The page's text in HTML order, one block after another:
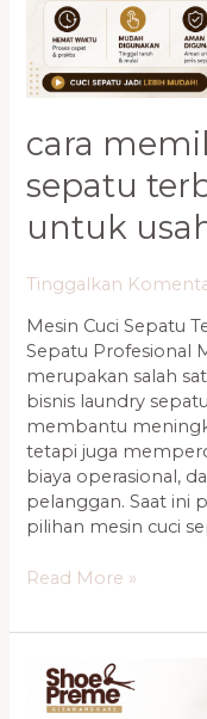
cara
sepatu
untuk
Tinggalkan
Mesin Cuci Sepatu
Sepatu Profesional
merupakan salah
bisnis laundry
membantu
tetapi juga
biaya operasional,
pelanggan. Saat ini
pilihan mesin cuci
Usaha
Read More »
Harga
Mesin